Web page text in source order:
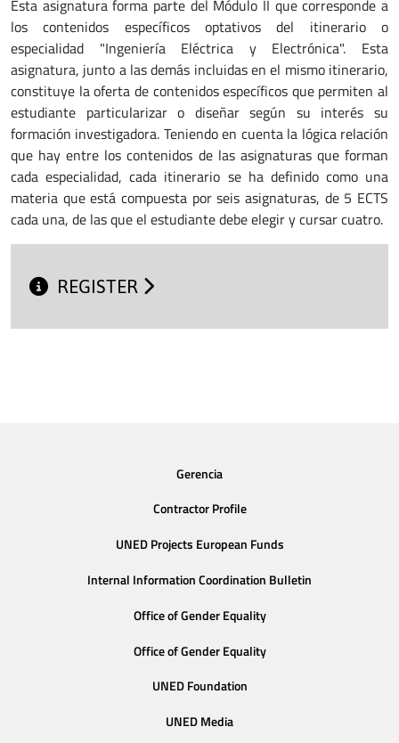
Esta asignatura forma parte del Módulo II que corresponde a
los contenidos específicos optativos del itinerario o
especialidad "Ingeniería Eléctrica y Electrónica". Esta
asignatura, junto a las demás incluidas en el mismo itinerario,
constituye la oferta de contenidos específicos que permiten al
estudiante particularizar o diseñar según su interés su
formación investigadora. Teniendo en cuenta la lógica relación
que hay entre los contenidos de las asignaturas que forman
cada especialidad, cada itinerario se ha definido como una
materia que está compuesta por seis asignaturas, de 5 ECTS
cada una, de las que el estudiante debe elegir y cursar cuatro.
REGISTER
Gerencia
Contractor Profile
UNED Projects European Funds
Internal Information Coordination Bulletin
Office of Gender Equality
Office of Gender Equality
UNED Foundation
UNED Media